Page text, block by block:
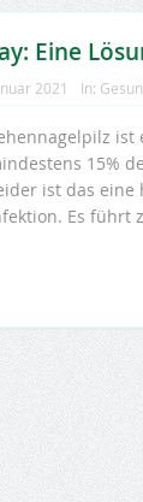
Eine
2021 In:
ist
15%
ist das
Es führt